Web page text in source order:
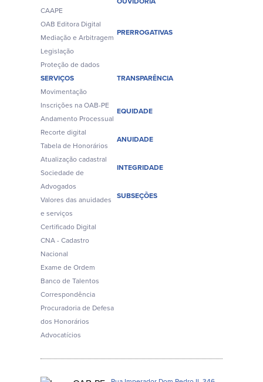
CAAPE
OAB Editora Digital
Mediação e Arbitragem
Legislação
Proteção de dados
PRERROGATIVAS
SERVIÇOS
Movimentação
Inscrições na OAB-PE
Andamento Processual
Recorte digital
Tabela de Honorários
Atualização cadastral
Sociedade de
Advogados
Valores das anuidades
e serviços
Certificado Digital
CNA - Cadastro
Nacional
Exame de Ordem
Banco de Talentos
Correspondência
Procuradoria de Defesa
dos Honorários
Advocatícios
TRANSPARÊNCIA
EQUIDADE
ANUIDADE
INTEGRIDADE
SUBSEÇÕES